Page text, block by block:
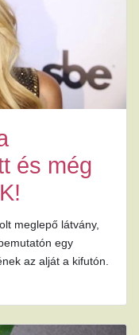
és még
meglepő látvány,
egy
az alját a kifutón.